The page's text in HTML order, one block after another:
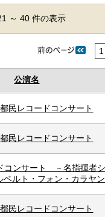
～ 40 件の表示
1
公演名
民レコードコンサート
民レコードコンサート
コンサート －名指揮者
ルト・フォン・カラヤ
民レコードコンサート